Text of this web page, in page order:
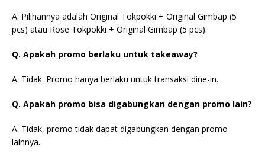
A. Pilihannya adalah Original Tokpokki + Original Gimbap (5
pcs) atau Rose Tokpokki + Original Gimbap (5 pcs).
Q. Apakah promo berlaku untuk takeaway?
A. Tidak. Promo hanya berlaku untuk transaksi dine-in.
Q. Apakah promo bisa digabungkan dengan promo lain?
A. Tidak, promo tidak dapat digabungkan dengan promo
lainnya.